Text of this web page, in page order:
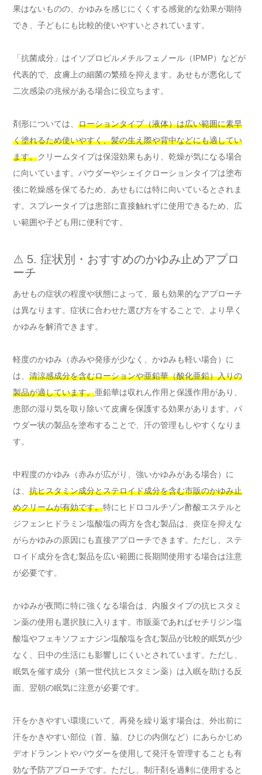
果はないものの、かゆみを感じにくくする感覚的な効果が期待
でき、子どもにも比較的使いやすいとされています。
「抗菌成分」はイソプロピルメチルフェノール（IPMP）などが
代表的で、皮膚上の細菌の繁殖を抑えます。あせもが悪化して
二次感染の兆候がある場合に役立ちます。
剤形については、 ローションタイプ（液体）は広い範囲に素早
く塗れるため使いやすく、髪の生え際や背中などにも適してい
ます。クリームタイプは保湿効果もあり、乾燥が気になる場合
に向いています。パウダーやシェイクローションタイプは塗布
後に乾燥感を保てるため、あせもには特に向いているとされま
す。スプレータイプは患部に直接触れずに使用できるため、広
い範囲や子ども用に便利です。
⚠️ 5. 症状別・おすすめのかゆみ止めアプロ
ーチ
あせもの症状の程度や状態によって、最も効果的なアプローチ
は異なります。症状に合わせた選び方をすることで、より早く
かゆみを解消できます。
軽度のかゆみ（赤みや発疹が少なく、かゆみも軽い場合）に
は、 清涼感成分を含むローションや亜鉛華（酸化亜鉛）入りの
製品が適しています。亜鉛華は収れん作用と保護作用があり、
患部の湿り気を取り除いて皮膚を保護する効果があります。パ
ウダー状の製品を塗布することで、汗の管理もしやすくなりま
す。
中程度のかゆみ（赤みが広がり、強いかゆみがある場合）に
は、 抗ヒスタミン成分とステロイド成分を含む市販のかゆみ止
めクリームが有効です。特にヒドロコルチゾン酢酸エステルと
ジフェンヒドラミン塩酸塩の両方を含む製品は、炎症を抑えな
がらかゆみの原因にも直接アプローチできます。ただし、ステ
ロイド成分を含む製品を広い範囲に長期間使用する場合は注意
が必要です。
かゆみが夜間に特に強くなる場合は、内服タイプの抗ヒスタミ
ン薬の使用も選択肢に入ります。市販薬であればセチリジン塩
酸塩やフェキソフェナジン塩酸塩を含む製品が比較的眠気が少
なく、日中の生活にも影響しにくいとされています。ただし、
眠気を催す成分（第一世代抗ヒスタミン薬）は入眠を助ける反
面、翌朝の眠気に注意が必要です。
汗をかきやすい環境にいて、再発を繰り返す場合は、外出前に
汗をかきやすい部位（首、脇、ひじの内側など）にあらかじめ
デオドランントやパウダーを使用して発汗を管理することも有
効な予防アプローチです。ただし、制汗剤を過剰に使用すると